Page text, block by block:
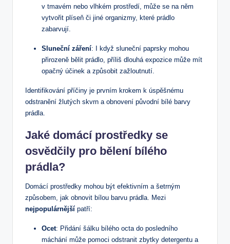
v tmavém nebo vlhkém prostředí, může se na něm
vytvořit plíseň či jiné organizmy, které prádlo
zabarvují.
Sluneční záření: I když sluneční paprsky mohou
přirozeně bělit prádlo, příliš dlouhá expozice může mít
opačný účinek a způsobit zažloutnutí.
Identifikování příčiny je prvním krokem k úspěšnému
odstranění žlutých skvrn a obnovení původní bílé barvy
prádla.
Jaké domácí prostředky se
osvědčily pro bělení bílého
prádla?
Domácí prostředky mohou být efektivním a šetrným
způsobem, jak obnovit bílou barvu prádla. Mezi
nejpopulárnější patří:
Ocet: Přidání šálku bílého octa do posledního
máchání může pomoci odstranit zbytky detergentu a